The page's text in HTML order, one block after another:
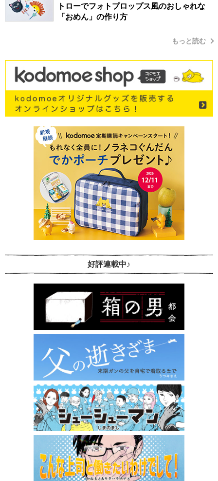
トローでフォトプロップス風のおしゃれな
「おめん」の作り方
もっと読む
好評連載中♪